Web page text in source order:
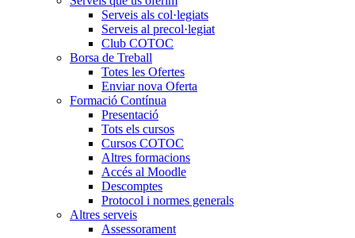
Serveis als col·legiats
Serveis al precol·legiat
Club COTOC
Borsa de Treball
Totes les Ofertes
Enviar nova Oferta
Formació Contínua
Presentació
Tots els cursos
Cursos COTOC
Altres formacions
Accés al Moodle
Descomptes
Protocol i normes generals
Altres serveis
Assessorament